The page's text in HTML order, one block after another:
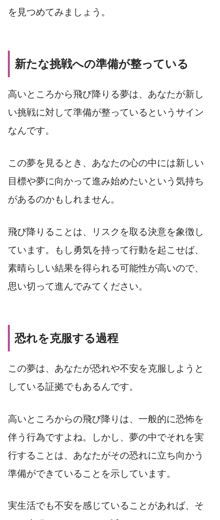
を見つめてみましょう。
新たな挑戦への準備が整っている
高いところから飛び降りる夢は、あなたが新し
い挑戦に対して準備が整っているというサイン
なんです。
この夢を見るとき、あなたの心の中には新しい
目標や夢に向かって進み始めたいという気持ち
があるのかもしれません。
飛び降りることは、リスクを取る決意を象徴し
ています。もし勇気を持って行動を起こせば、
素晴らしい結果を得られる可能性が高いので、
思い切って進んでみてください。
恐れを克服する過程
この夢は、あなたが恐れや不安を克服しようと
している証拠でもあるんです。
高いところからの飛び降りは、一般的に恐怖を
伴う行為ですよね。しかし、夢の中でそれを実
行することは、あなたがその恐れに立ち向かう
準備ができていることを示しています。
実生活でも不安を感じていることがあれば、そ